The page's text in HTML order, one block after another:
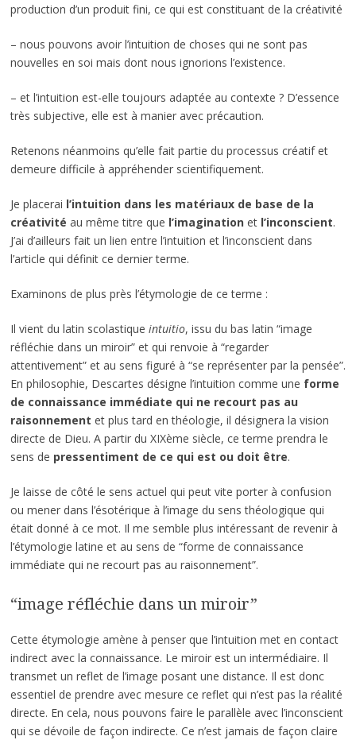
production d’un produit fini, ce qui est constituant de la créativité
– nous pouvons avoir l’intuition de choses qui ne sont pas
nouvelles en soi mais dont nous ignorions l’existence.
– et l’intuition est-elle toujours adaptée au contexte ? D’essence
très subjective, elle est à manier avec précaution.
Retenons néanmoins qu’elle fait partie du processus créatif et
demeure difficile à appréhender scientifiquement.
Je placerai l’intuition dans les matériaux de base de la
créativité au même titre que l’imaginationet l’inconscient.
J’ai d’ailleurs fait un lien entre l’intuition et l’inconscient dans
l’article qui définit ce dernier terme.
Examinons de plus près l’étymologie de ce terme :
Il vient du latin scolastique intuitio, issu du bas latin “image
réfléchie dans un miroir” et qui renvoie à “regarder
attentivement” et au sens figuré à “se représenter par la pensée”.
En philosophie, Descartes désigne l’intuition comme une forme
de connaissance immédiate qui ne recourt pas au
raisonnement et plus tard en théologie, il désignera la vision
directe de Dieu. A partir du XIXème siècle, ce terme prendra le
sens de pressentiment de ce qui est ou doit être.
Je laisse de côté le sens actuel qui peut vite porter à confusion
ou mener dans l’ésotérique à l’image du sens théologique qui
était donné à ce mot. Il me semble plus intéressant de revenir à
l’étymologie latine et au sens de “forme de connaissance
immédiate qui ne recourt pas au raisonnement”.
“image réfléchie dans un miroir”
Cette étymologie amène à penser que l’intuition met en contact
indirect avec la connaissance. Le miroir est un intermédiaire. Il
transmet un reflet de l’image posant une distance. Il est donc
essentiel de prendre avec mesure ce reflet qui n’est pas la réalité
directe. En cela, nous pouvons faire le parallèle avec l’inconscient
qui se dévoile de façon indirecte. Ce n’est jamais de façon claire